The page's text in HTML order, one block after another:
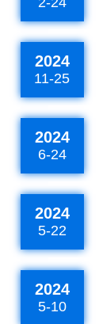
2024
11-25
2024
6-24
2024
5-22
2024
5-10